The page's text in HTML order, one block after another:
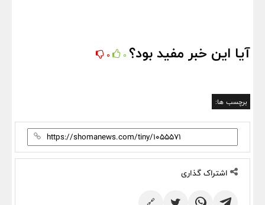
آیا این خبر مفید بود؟ 0
0
برچسب ها:
اشتراک گذاری